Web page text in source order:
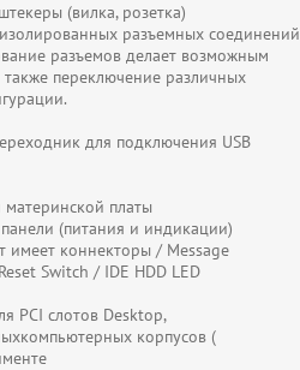
(вилка, розетка)
разъемных соединений
разъемов делает возможным
переключение различных
для подключения USB
платы
(питания и индикации)
имеет коннекторы / Message
Switch / IDE HDD LED
PCI слотов Desktop,
корпусов (